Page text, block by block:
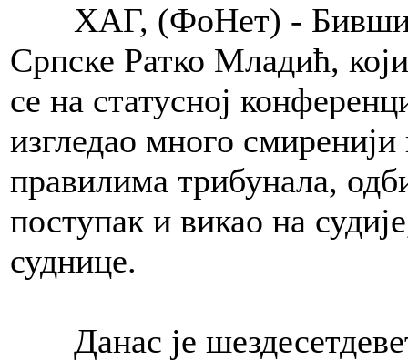
ХАГ, (ФоНет) - Бивши
Српске Ратко Младић,
се на статусној
изгледао много смиренији
правилима трибунала,
поступак и викао на
суднице.
Данас је